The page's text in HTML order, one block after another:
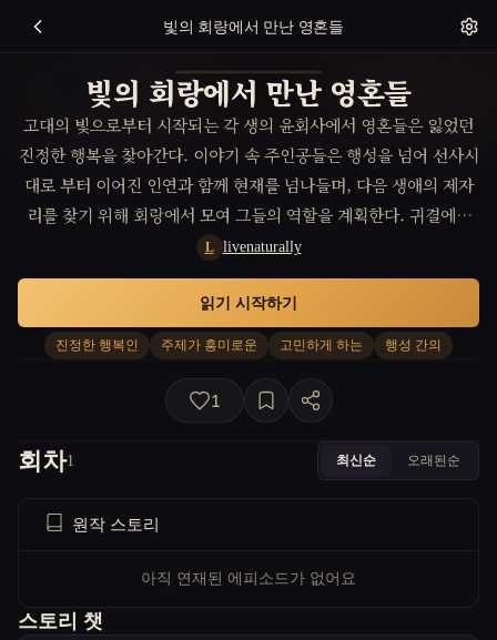
빛의 회랑에서 만난 영혼들
빛의 회랑에서 만난 영혼들
고대의 빛으로부터 시작되는 각 생의 윤회사에서 영혼들은 잃었던
진정한 행복을 찾아간다. 이야기 속 주인공들은 행성을 넘어 선사시
대로 부터 이어진 인연과 함께 현재를 넘나들며, 다음 생애의 제자
리를 찾기 위해 회랑에서 모여 그들의 역할을 계획한다. 귀결에서
밝혀지는 사랑의 진정한 정의는 그들의 영적 진화를 가늠하는 흥미
로운 여정을 선사하게 된다.
L livenaturally
진정한 행복인 주제가 흥미로운 고민하게 하는 행성 간의
읽기 시작하기
1
회차1 최신순 오래된순
원작 스토리
아직 연재된 에피소드가 없어요
스토리 챗